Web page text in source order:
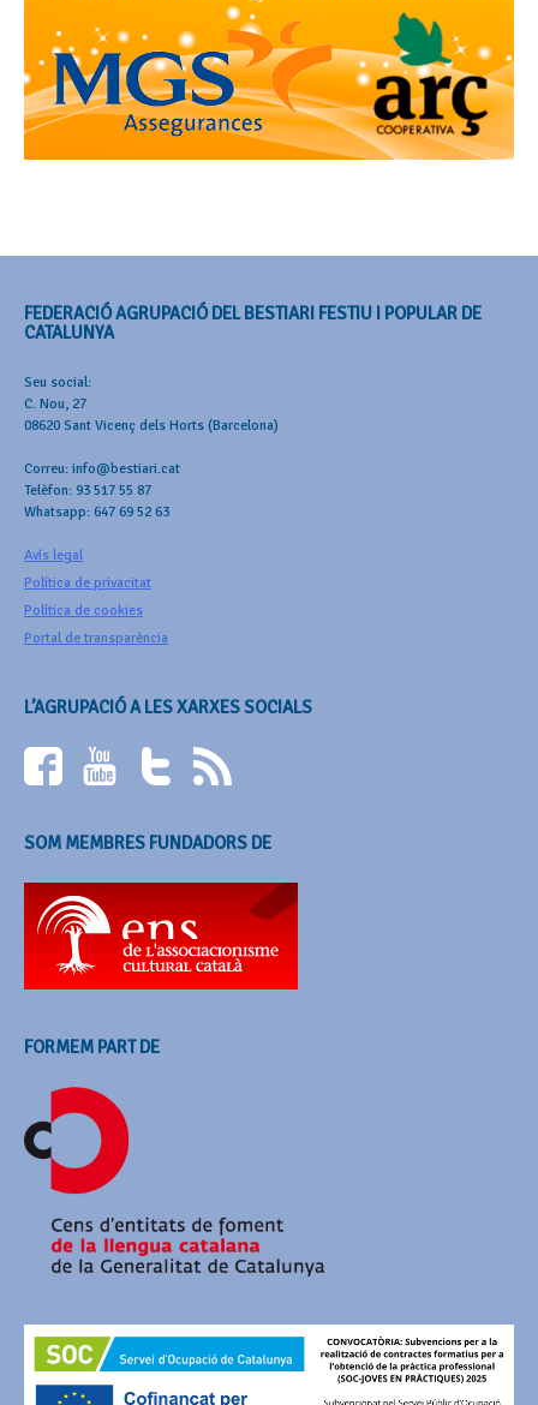
FEDERACIÓ AGRUPACIÓ DEL BESTIARI FESTIU I POPULAR DE
CATALUNYA
Seu social:
C. Nou, 27
08620 Sant Vicenç dels Horts (Barcelona)
Correu: info@bestiari.cat
Telèfon: 93 517 55 87
Whatsapp: 647 69 52 63
Avís legal
Política de privacitat
Política de cookies
Portal de transparència
L’AGRUPACIÓ A LES XARXES SOCIALS
SOM MEMBRES FUNDADORS DE
FORMEM PART DE